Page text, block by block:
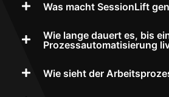
Was macht SessionLift
Wie lange dauert es, bis
Prozessautomatisierung
Wie sieht der